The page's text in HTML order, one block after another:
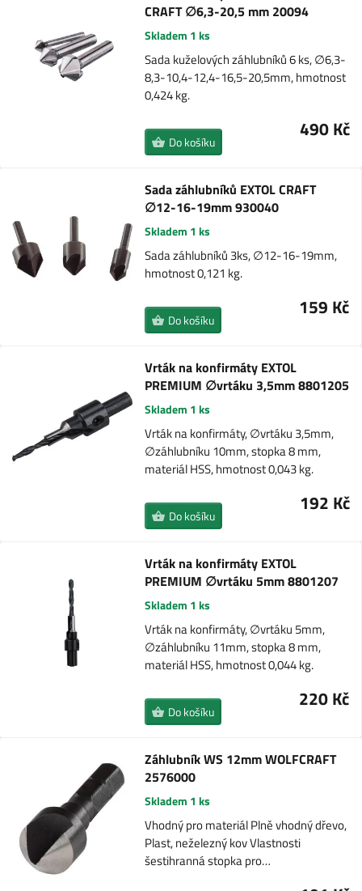
CRAFT ∅6,3-20,5 mm 20094
Skladem 1 ks
Sada kuželových záhlubníků 6 ks, ∅6,3-
8,3-10,4-12,4-16,5-20,5mm, hmotnost
0,424 kg.
490 Kč
Do košíku
Sada záhlubníků EXTOL CRAFT
∅12-16-19mm 930040
Skladem 1 ks
Sada záhlubníků 3ks, ∅12-16-19mm,
hmotnost 0,121 kg.
159 Kč
Do košíku
Vrták na konfirmáty EXTOL
PREMIUM ∅vrtáku 3,5mm 8801205
Skladem 1 ks
Vrták na konfirmáty, ∅vrtáku 3,5mm,
∅záhlubníku 10mm, stopka 8 mm,
materiál HSS, hmotnost 0,043 kg.
192 Kč
Do košíku
Vrták na konfirmáty EXTOL
PREMIUM ∅vrtáku 5mm 8801207
Skladem 1 ks
Vrták na konfirmáty, ∅vrtáku 5mm,
∅záhlubníku 11mm, stopka 8 mm,
materiál HSS, hmotnost 0,044 kg.
220 Kč
Do košíku
Záhlubník WS 12mm WOLFCRAFT
2576000
Skladem 1 ks
Vhodný pro materiál Plně vhodný dřevo,
Plast, neželezný kov Vlastnosti
šestihranná stopka pro…